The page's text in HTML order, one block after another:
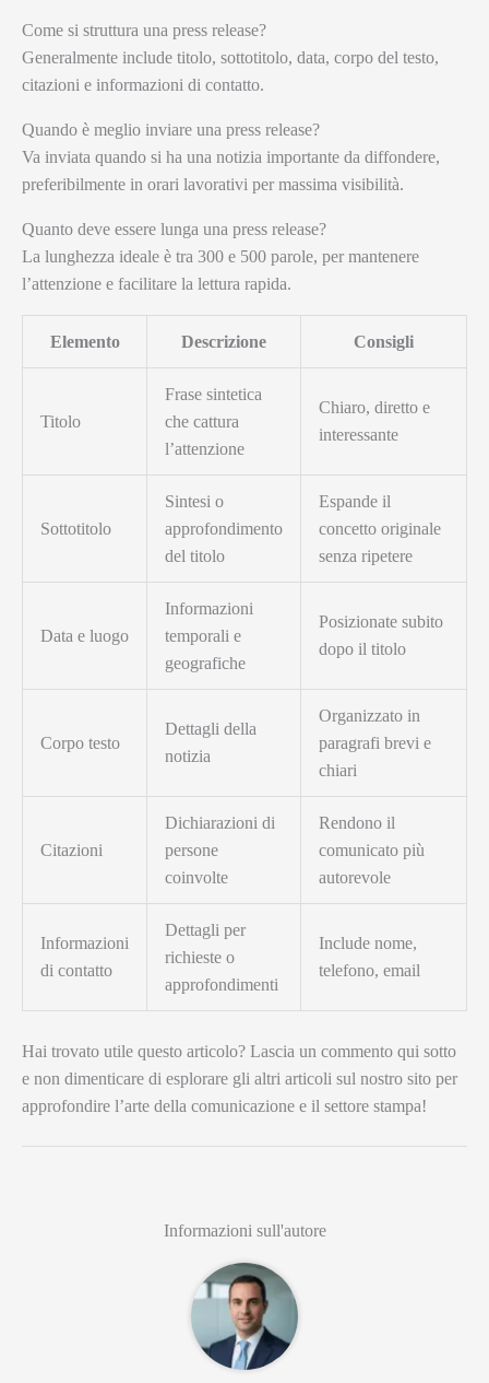
Come si struttura una press release?
Generalmente include titolo, sottotitolo, data, corpo del testo,
citazioni e informazioni di contatto.
Quando è meglio inviare una press release?
Va inviata quando si ha una notizia importante da diffondere,
preferibilmente in orari lavorativi per massima visibilità.
Quanto deve essere lunga una press release?
La lunghezza ideale è tra 300 e 500 parole, per mantenere
l’attenzione e facilitare la lettura rapida.
Elemento Descrizione Consigli
Titolo
Frase sintetica
che cattura
l’attenzione
Chiaro, diretto e
interessante
Sottotitolo
Sintesi o
approfondimento
del titolo
Espande il
concetto originale
senza ripetere
Data e luogo
Informazioni
temporali e
geografiche
Posizionate subito
dopo il titolo
Corpo testo
Dettagli della
notizia
Organizzato in
paragrafi brevi e
chiari
Citazioni
Dichiarazioni di
persone
coinvolte
Rendono il
comunicato più
autorevole
Informazioni
di contatto
Dettagli per
richieste o
approfondimenti
Include nome,
telefono, email
Hai trovato utile questo articolo? Lascia un commento qui sotto
e non dimenticare di esplorare gli altri articoli sul nostro sito per
approfondire l’arte della comunicazione e il settore stampa!
Informazioni sull'autore